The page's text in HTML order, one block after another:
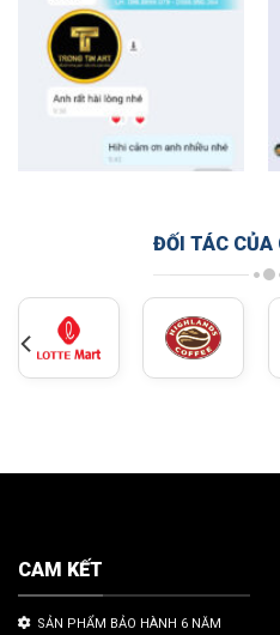
ĐỐI TÁC CỦA
CAM KẾT
SẢN PHẨM BẢO HÀNH 6 NĂM